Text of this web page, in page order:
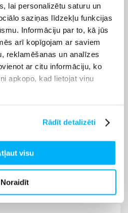
lai personalizētu saturu un
saziņas līdzekļu funkcijas
Informāciju par to, kā jūs
arī kopīgojam ar saviem
reklamēšanas un analīzes
ar citu informāciju, ko
apkopo, kad lietojat viņu
Rādīt detalizēti
visu
Noraidīt
lietošanai ieteicams
laiku.
Latvijā – uz mājām vai citu
piegāde parasti notiek 1–
piegādes termiņš vienmēr ir
Tāpat iespējams izvēlēties
par precēm